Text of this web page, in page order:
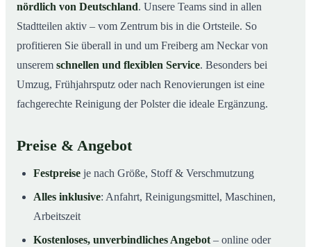
nördlich von Deutschland. Unsere Teams sind in allen
Stadtteilen aktiv – vom Zentrum bis in die Ortsteile. So
profitieren Sie überall in und um Freiberg am Neckar von
unserem schnellen und flexiblen Service. Besonders bei
Umzug, Frühjahrsputz oder nach Renovierungen ist eine
fachgerechte Reinigung der Polster die ideale Ergänzung.
Preise & Angebot
Festpreise je nach Größe, Stoff & Verschmutzung
Alles inklusive: Anfahrt, Reinigungsmittel, Maschinen,
Arbeitszeit
Kostenloses, unverbindliches Angebot – online oder